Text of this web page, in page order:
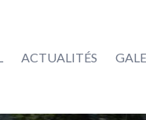
ACTUALITÉS